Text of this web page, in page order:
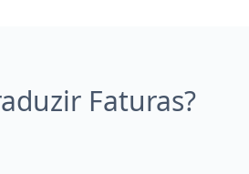
Faturas?